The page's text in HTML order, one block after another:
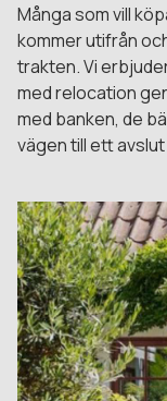
Många som vill
kommer utifrån
trakten. Vi
med relocation
med banken, de
vägen till ett